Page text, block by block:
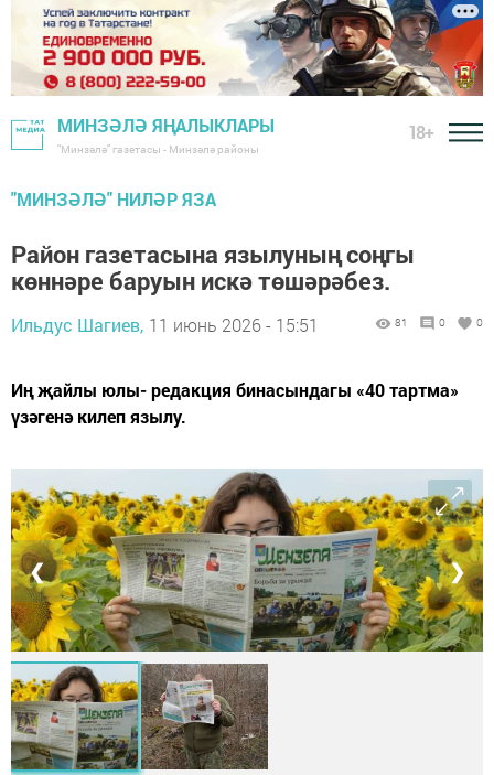
МИНЗӘЛӘ ЯҢАЛЫКЛАРЫ
"Минзәлә" газетасы - Минзәлә районы
18+
"МИНЗӘЛӘ" НИЛӘР ЯЗА
Район газетасына язылуның соңгы
көннәре баруын искә төшәрәбез.
Ильдус Шагиев, 11 июнь 2026 - 15:51 81 0 0
Иң җайлы юлы- редакция бинасындагы «40 тартма»
үзәгенә килеп язылу.
❮ ❯